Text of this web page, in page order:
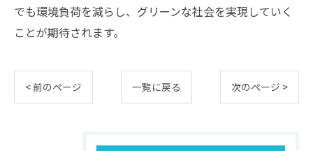
でも環境負荷を減らし、グリーンな社会を実現していく
ことが期待されます。
< 前のページ 一覧に戻る 次のページ >